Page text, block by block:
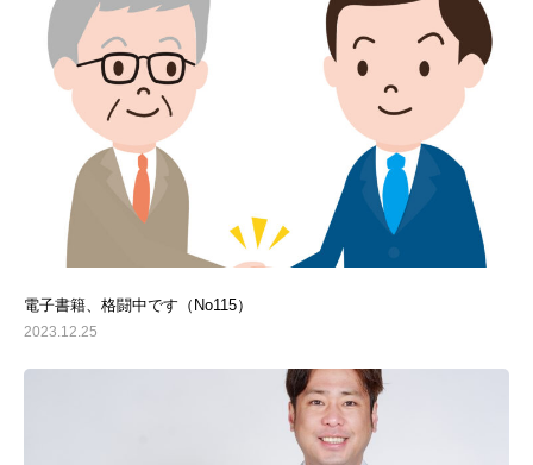
電子書籍、格闘中です（No115）
2023.12.25